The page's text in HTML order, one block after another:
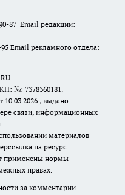
87 Email редакции:
Email рекламного отдела:
№: 7378360181.
выдано
связи, информационных
материалов
на ресурс
применены нормы
правах.
за комментарии